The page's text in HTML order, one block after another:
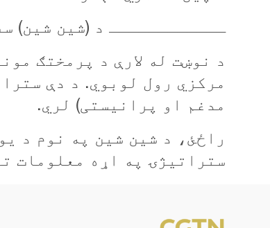
ــــــــــــ د (شین شین)
د نوښت له لارې د پرمختګ
مرکزي رول لوبوي. د دې
مدغم او پرانيستی) لري.
راځئ، د شین شین په نوم د
ستراتیژۍ په اړه معلومات